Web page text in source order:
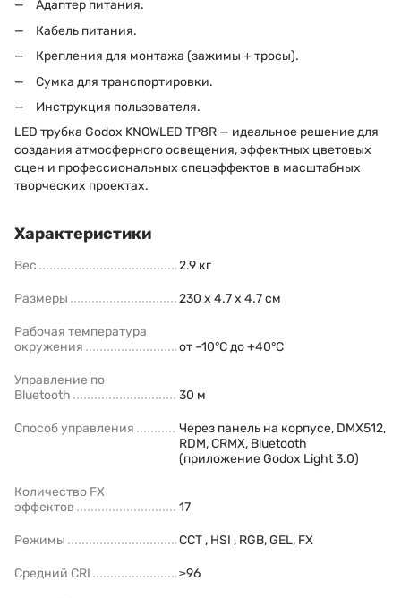
Адаптер питания.
Кабель питания.
Крепления для монтажа (зажимы + тросы).
Сумка для транспортировки.
Инструкция пользователя.
LED трубка Godox KNOWLED TP8R — идеальное решение для
создания атмосферного освещения, эффектных цветовых
сцен и профессиональных спецэффектов в масштабных
творческих проектах.
Характеристики
Вес 2.9 кг
Размеры 230 x 4.7 x 4.7 cм
Рабочая температура
окружения
от –10°C до +40°C
Управление по
Bluetooth
30 м
Способ управления
Через панель на корпусе, DMX512,
RDM, CRMX, Bluetooth
(приложение Godox Light 3.0)
Количество FX
эффектов
17
Режимы CCT , HSI , RGB, GEL, FX
Средний CRI ≥96